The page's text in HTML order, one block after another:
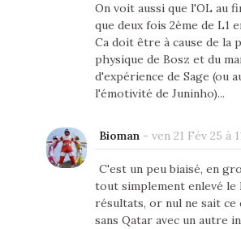
On voit aussi que l'OL au
que deux fois 2ème de L1
Ca doit être à cause de la
physique de Bosz et du
d'expérience de Sage (ou
l'émotivité de Juninho)...
Bioman- ven 21 Fév 25 à
C'est un peu biaisé, en
tout simplement enlevé le
résultats, or nul ne sait ce
sans Qatar avec un autre